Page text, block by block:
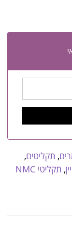
, תקליטים,
, תקליטי NMC